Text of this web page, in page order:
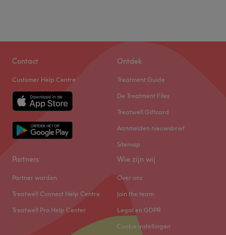
.
Contact
Customer Help Centre
Ontdek
Treatment Guide
De Treatment Files
Treatwell Giftcard
Aanmelden nieuwsbrief
Sitemap
Partners
Partner worden
Treatwell Connect Help Centre
Treatwell Pro Help Center
Wie zijn wij
Over ons
Join the team
Legal en GDPR
Cookie instellingen